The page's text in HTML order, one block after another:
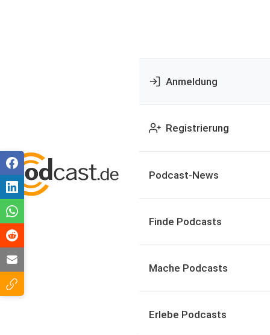
Anmeldung
Registrierung
Podcast-News
Finde Podcasts
Mache Podcasts
Erlebe Podcasts